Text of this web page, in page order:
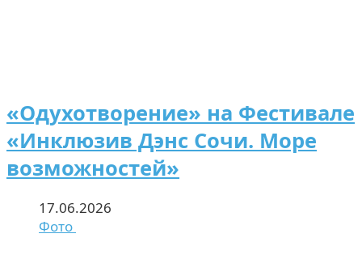
«Одухотворение» на Фестивале
«Инклюзив Дэнс Сочи. Море
возможностей»
17.06.2026
Фото